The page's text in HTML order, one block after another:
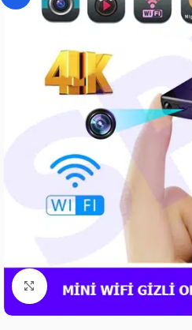
Click to enlarge